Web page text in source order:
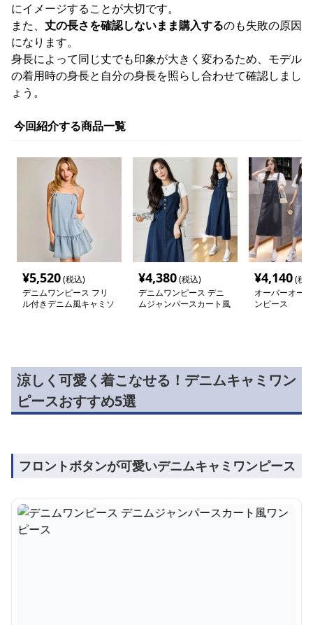
にイメージすることが大切です。
また、 丈の長さを確認しないまま購入するのも失敗の原因
になります。
身長によって同じ丈でも印象が大きく変わるため、モデル
の着用時の身長と自分の身長を照らし合わせて確認しまし
ょう。
今回紹介する商品一覧
¥5,520(税込)
デニムワンピース フリ
ル付きデニム風キャミソ
¥4,380(税込)
デニムワンピース デニ
ムジャンパースカート風
¥4,140(税
オーバーオー
ンピース
涼しく可愛く着こなせる！デニムキャミワン
ピースおすすめ5選
フロントボタンが可愛いデニムキャミワンピース